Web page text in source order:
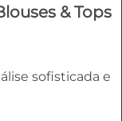
& Tops
sofisticada e